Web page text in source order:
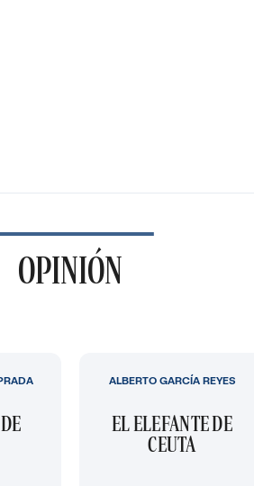
OPINIÓN
EL ELEFANTE DE
CEUTA
ALBERTO GARCÍA REYES